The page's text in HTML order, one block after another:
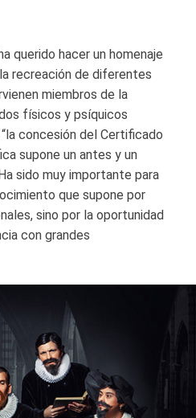
querido hacer un homenaje
recreación de diferentes
miembros de la
físicos y psíquicos
concesión del Certificado
supone un antes y un
sido muy importante para
que supone por
sino por la oportunidad
con grandes